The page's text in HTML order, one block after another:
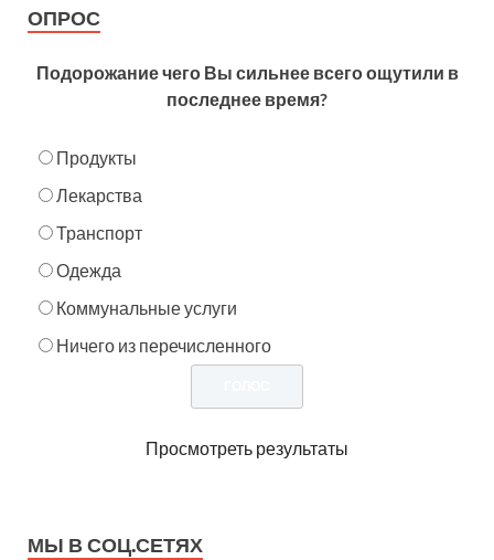
ОПРОС
Подорожание чего Вы сильнее всего ощутили в
последнее время?
Продукты
Лекарства
Транспорт
Одежда
Коммунальные услуги
Ничего из перечисленного
Просмотреть результаты
МЫ В СОЦ.СЕТЯХ